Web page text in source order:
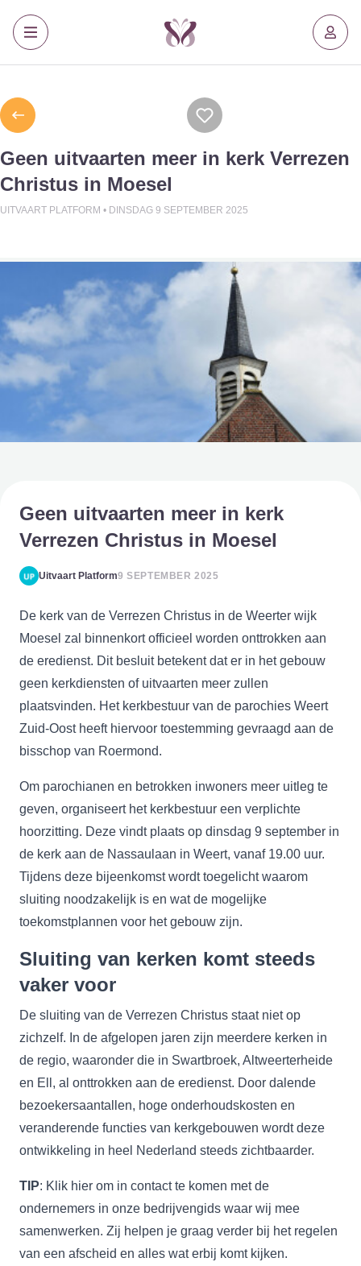
Geen uitvaarten meer in kerk Verrezen
Christus in Moesel
UITVAART PLATFORM • DINSDAG 9 SEPTEMBER 2025
Geen uitvaarten meer in kerk
Verrezen Christus in Moesel
Uitvaart Platform9 SEPTEMBER 2025
De kerk van de Verrezen Christus in de Weerter wijk
Moesel zal binnenkort officieel worden onttrokken aan
de eredienst. Dit besluit betekent dat er in het gebouw
geen kerkdiensten of uitvaarten meer zullen
plaatsvinden. Het kerkbestuur van de parochies Weert
Zuid-Oost heeft hiervoor toestemming gevraagd aan de
bisschop van Roermond.
Om parochianen en betrokken inwoners meer uitleg te
geven, organiseert het kerkbestuur een verplichte
hoorzitting. Deze vindt plaats op dinsdag 9 september in
de kerk aan de Nassaulaan in Weert, vanaf 19.00 uur.
Tijdens deze bijeenkomst wordt toegelicht waarom
sluiting noodzakelijk is en wat de mogelijke
toekomstplannen voor het gebouw zijn.
Sluiting van kerken komt steeds
vaker voor
De sluiting van de Verrezen Christus staat niet op
zichzelf. In de afgelopen jaren zijn meerdere kerken in
de regio, waaronder die in Swartbroek, Altweerterheide
en Ell, al onttrokken aan de eredienst. Door dalende
bezoekersaantallen, hoge onderhoudskosten en
veranderende functies van kerkgebouwen wordt deze
ontwikkeling in heel Nederland steeds zichtbaarder.
TIP: Klik hier om in contact te komen met de
ondernemers in onze bedrijvengids waar wij mee
samenwerken. Zij helpen je graag verder bij het regelen
van een afscheid en alles wat erbij komt kijken.